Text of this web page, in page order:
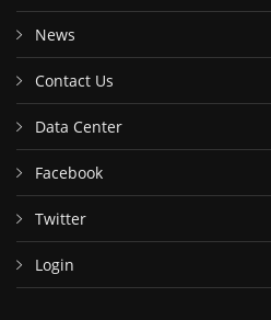
News
Contact Us
Data Center
Facebook
Twitter
Login